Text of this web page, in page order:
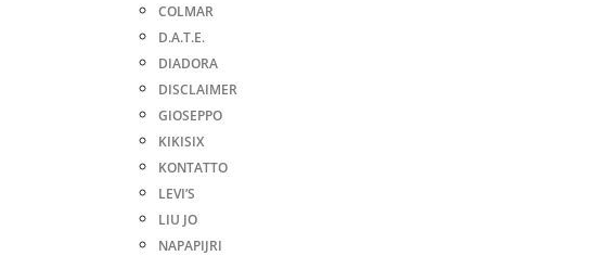
COLMAR
D.A.T.E.
DIADORA
DISCLAIMER
GIOSEPPO
KIKISIX
KONTATTO
LEVI’S
LIU JO
NAPAPIJRI